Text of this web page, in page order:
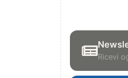
Ricevi